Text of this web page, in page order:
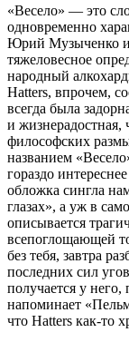
«Весело» — это
одновременно
Юрий Музыченко и
тяжеловесное
народный
Hatters, впрочем,
всегда была
и жизнерадостная,
философских
названием
гораздо
обложка сингла
глазах», а уж в
описывается
всепоглощающей
без тебя, завтра
последних сил
получается у
напоминает
что Hatters как-то